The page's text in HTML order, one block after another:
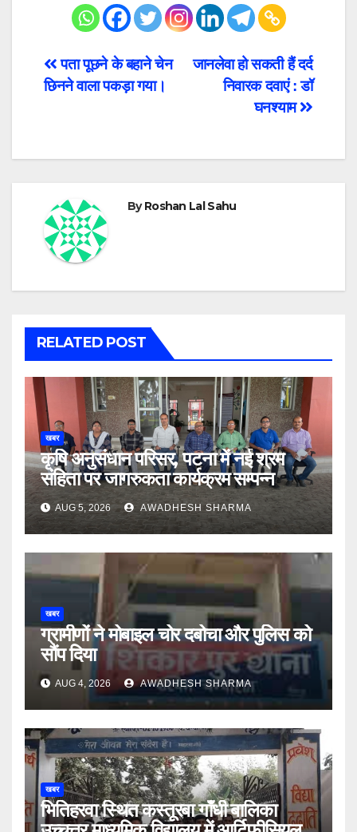
Post
navigation
जानलेवा हो सकती हैं दर्द
निवारक दवाएं : डॉ
घनश्याम
पता पूछने के बहाने चेन
छिनने वाला पकड़ा गया।
ByRoshan Lal Sahu
RELATED POST
खबर
कृषि अनुसंधान परिसर, पटना में नई श्रम
संहिता पर जागरुकता कार्यक्रम सम्पन्न
AUG 5, 2026 AWADHESH SHARMA
खबर
ग्रामीणों ने मोबाइल चोर दबोचा और पुलिस को
सौंप दिया
AUG 4, 2026 AWADHESH SHARMA
खबर
भितिहरवा स्थित कस्तूरबा गाँधी बालिका